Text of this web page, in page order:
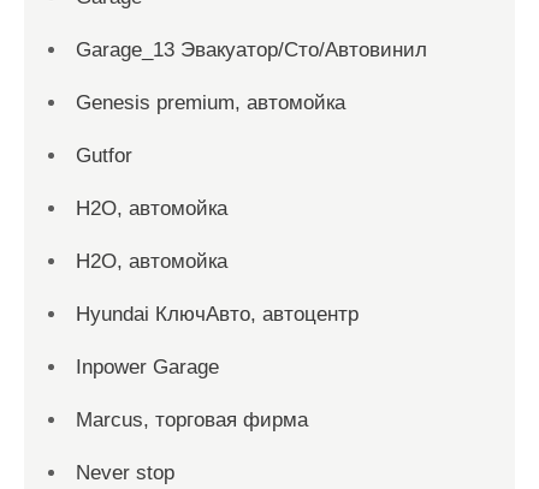
Garage_13 Эвакуатор/Сто/Автовинил
Genesis premium, автомойка
Gutfor
H2O, автомойка
H2O, автомойка
Hyundai КлючАвто, автоцентр
Inpower Garage
Marcus, торговая фирма
Never stop